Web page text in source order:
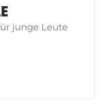
junge Leute